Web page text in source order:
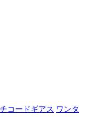
コードギアス ワンタ